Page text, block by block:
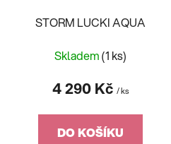
STORM LUCKI AQUA
Skladem(1 ks)
4 290 Kč / ks
DO KOŠÍKU